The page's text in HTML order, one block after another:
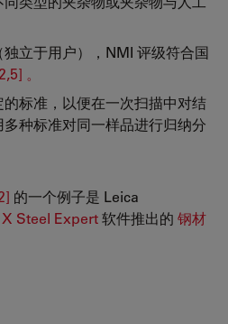
立于用户），NMI 评级符合国
。
标准，以便在一次扫描中对结
种标准对同一样品进行归纳分
的一个例子是 Leica
X Steel Expert软件推出的 钢材